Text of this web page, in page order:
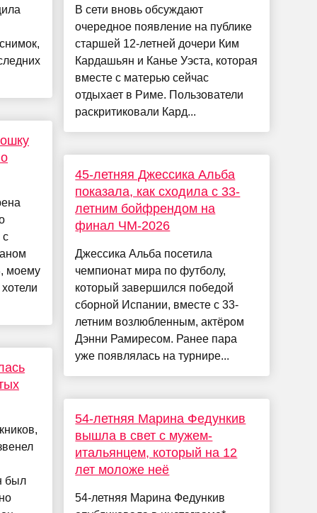
с
моему
был
В сети вновь обсуждают
очередное появление на публике
старшей 12-летней дочери Ким
Кардашьян и Канье Уэста, которая
вместе с матерью сейчас
отдыхает в Риме. Пользователи
раскритиковали Кард...
45-летняя Джессика Альба
показала, как сходила с 33-
летним бойфрендом на
финал ЧМ-2026
Джессика Альба посетила
чемпионат мира по футболу,
который завершился победой
сборной Испании, вместе с 33-
летним возлюбленным, актёром
Дэнни Рамиресом. Ранее пара
уже появлялась на турнире...
54-летняя Марина Федункив
вышла в свет с мужем-
итальянцем, который на 12
лет моложе неё
54-летняя Марина Федункив